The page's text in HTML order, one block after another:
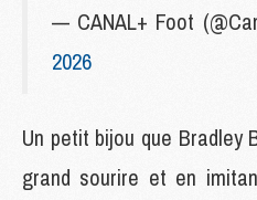
— CANAL+ Foot
2026
Un petit bijou que Bradley
grand sourire et en